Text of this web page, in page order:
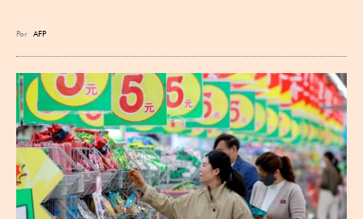
Por AFP